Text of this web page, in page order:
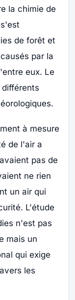
la chimie de
de forêt et
par la
eux. Le
à mesure
de l'air a
pas de
ne rien
un air qui
L'étude
n'est pas
mais un
qui exige
les